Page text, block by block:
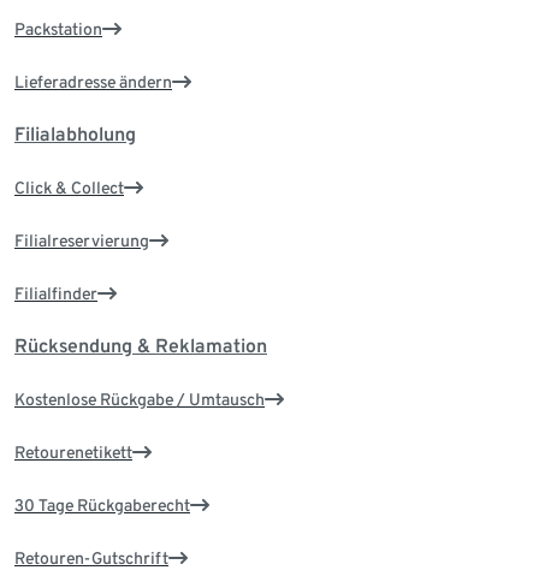
Packstation
Lieferadresse ändern
Filialabholung
Click & Collect
Filialreservierung
Filialfinder
Rücksendung & Reklamation
Kostenlose Rückgabe / Umtausch
Retourenetikett
30 Tage Rückgaberecht
Retouren-Gutschrift